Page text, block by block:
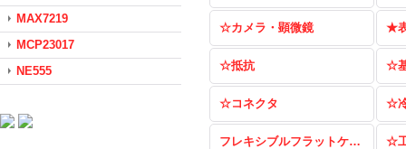
MAX7219
MCP23017
NE555
☆カメラ・顕微鏡 ★
☆抵抗 ☆
☆コネクタ ☆
フレキシブルフラットケーブル（FFC） ☆